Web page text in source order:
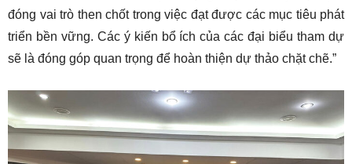
đóng vai trò then chốt trong việc đạt được các mục tiêu phát
triển bền vững. Các ý kiến bổ ích của các đại biểu tham dự
sẽ là đóng góp quan trọng để hoàn thiện dự thảo chặt chẽ.”